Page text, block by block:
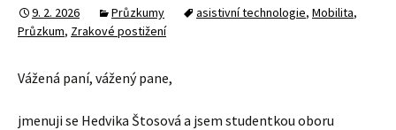
9. 2. 2026 Průzkumy asistivní technologie, Mobilita,
Průzkum, Zrakové postižení
Vážená paní, vážený pane,
jmenuji se Hedvika Štosová a jsem studentkou oboru